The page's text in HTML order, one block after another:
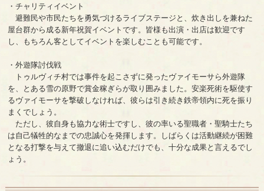
・チャリティイベント
避難民や市民たちを勇気づけるライブステージと、炊き出しを兼ねた
屋台群から成る新年祝賀イベントです。皆様も出演・出店は歓迎です
し、もちろん客としてイベントを楽しむことも可能です。
・外遊隊討伐戦
トゥルヴィチ村では事件を起こさずに発ったヴァイモーサら外遊隊
を、とある雪の原野で賞金稼ぎらが取り囲みました。安楽死術を駆使す
るヴァイモーサを撃破しなければ、彼らは引き続き鉄帝領内に死を振り
まくでしょう。
ただし、彼自身も協力な術士ですし、彼の率いる聖職者・聖騎士たち
は自己犠牲的なまでの忠誠心を発揮します。しばらくは活動継続が困難
となる打撃を与えて撤退に追い込むだけでも、十分な成果と言えるでし
ょう。